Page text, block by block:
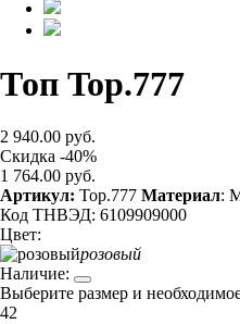
Топ Top.777
2 940.00 руб.
Скидка -40%
1 764.00 руб.
Артикул: Top.777 Материал:
Код ТНВЭД: 6109909000
Цвет:
розовый
Наличие:
Выберите размер и
42